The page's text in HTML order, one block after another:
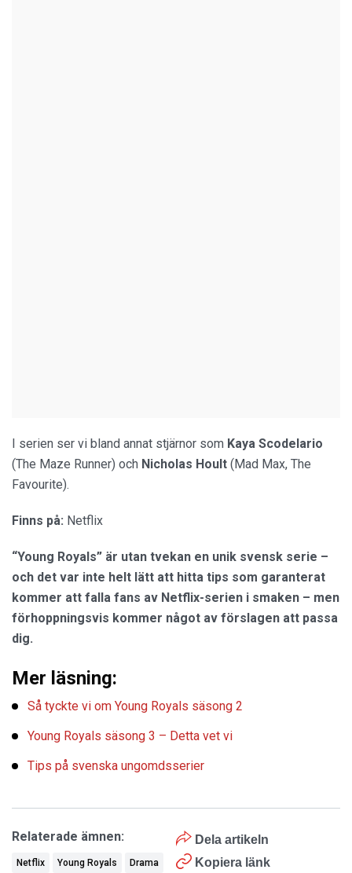
I serien ser vi bland annat stjärnor som Kaya Scodelario
(The Maze Runner) och Nicholas Hoult (Mad Max, The
Favourite).
Finns på: Netflix
“Young Royals” är utan tvekan en unik svensk serie –
och det var inte helt lätt att hitta tips som garanterat
kommer att falla fans av Netflix-serien i smaken – men
förhoppningsvis kommer något av förslagen att passa
dig.
Mer läsning:
Så tyckte vi om Young Royals säsong 2
Young Royals säsong 3 – Detta vet vi
Tips på svenska ungomdsserier
Dela artikeln
Kopiera länk
Relaterade ämnen:
Netflix Young Royals Drama